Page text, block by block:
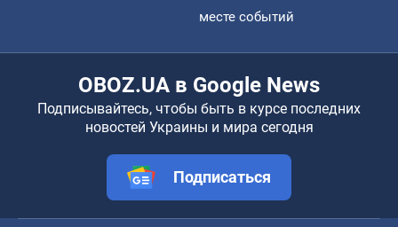
месте событий
OBOZ.UA в Google News
Подписывайтесь, чтобы быть в курсе последних
новостей Украины и мира сегодня
Подписаться